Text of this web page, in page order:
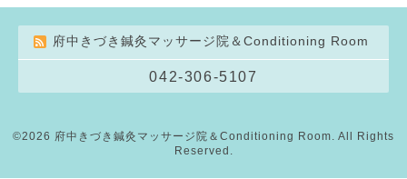
府中きづき鍼灸マッサージ院＆Conditioning Room
042-306-5107
©2026 府中きづき鍼灸マッサージ院＆Conditioning Room . All Rights
Reserved.